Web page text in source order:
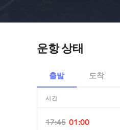
운항 상태
출발 도착
시간
17:45 01:00